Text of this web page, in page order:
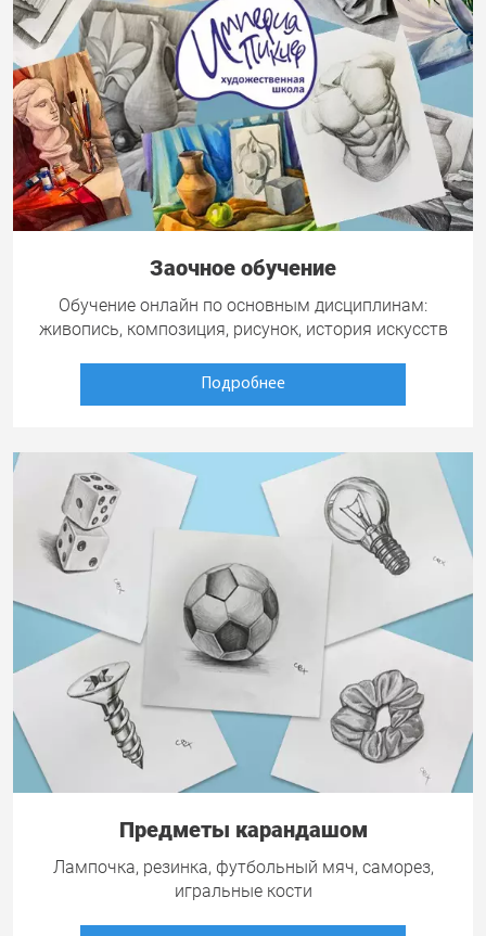
Заочное обучение
Обучение онлайн по основным дисциплинам:
живопись, композиция, рисунок, история искусств
Подробнее
Предметы карандашом
Лампочка, резинка, футбольный мяч, саморез,
игральные кости